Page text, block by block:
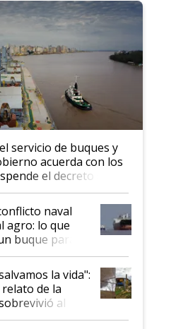
servicio de buques y
acuerda con los
el decreto de
naval
agro: lo que
buque parado
que Argentina
sucio"
la vida":
de la
al